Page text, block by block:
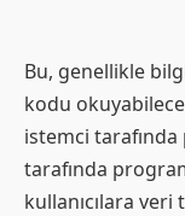
Bu, genellikle
kodu
istemci
tarafında
kullanıcılara veri